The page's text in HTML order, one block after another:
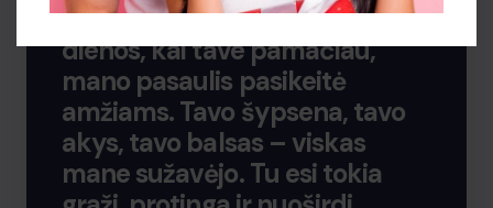
Mano gyvenimo meilė, nuo tos
dienos, kai tave pamačiau,
mano pasaulis pasikeitė
amžiams. Tavo šypsena, tavo
akys, tavo balsas – viskas
mane sužavėjo. Tu esi tokia